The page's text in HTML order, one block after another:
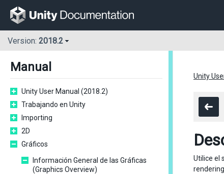
Version: 2018.2
Manual
Unity User Manual (2018.2)
Trabajando en Unity
Importing
2D
Gráficos
Información General de las Gráficas
(Graphics Overview)
Unity
Utilice el